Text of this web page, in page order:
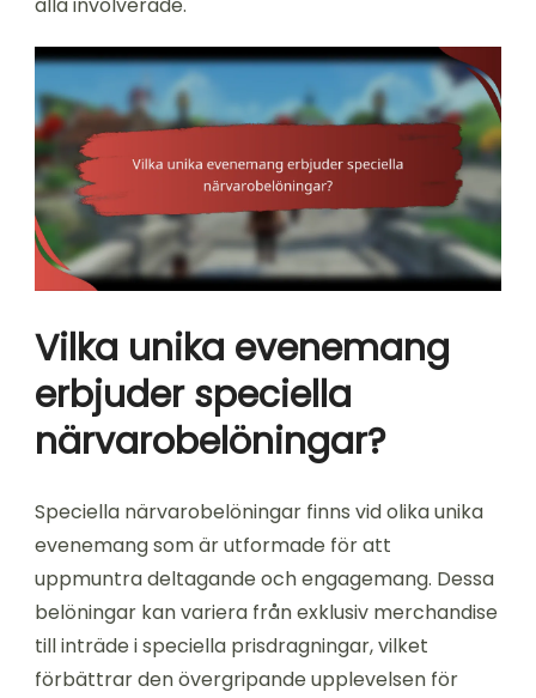
Vilka unika evenemang
erbjuder speciella
närvarobelöningar?
Speciella närvarobelöningar finns vid olika unika
evenemang som är utformade för att
uppmuntra deltagande och engagemang. Dessa
belöningar kan variera från exklusiv merchandise
till inträde i speciella prisdragningar, vilket
förbättrar den övergripande upplevelsen för